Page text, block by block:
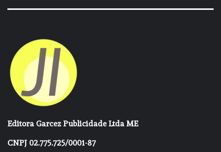
Editora Garcez Publicidade Ltda ME
CNPJ 02.775.725/0001-87